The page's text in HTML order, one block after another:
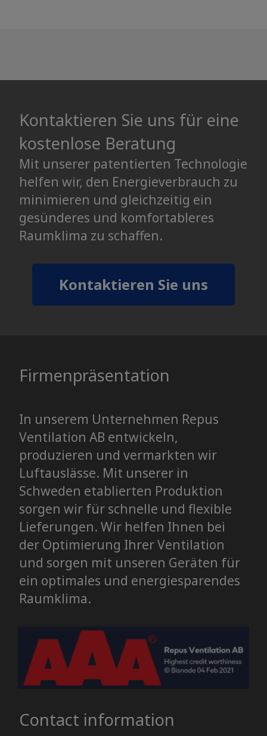
Kontaktieren Sie uns für eine
kostenlose Beratung
Mit unserer patentierten Technologie
helfen wir, den Energieverbrauch zu
minimieren und gleichzeitig ein
gesünderes und komfortableres
Raumklima zu schaffen.
Kontaktieren Sie uns
Firmenpräsentation
In unserem Unternehmen Repus
Ventilation AB entwickeln,
produzieren und vermarkten wir
Luftauslässe. Mit unserer in
Schweden etablierten Produktion
sorgen wir für schnelle und flexible
Lieferungen. Wir helfen Ihnen bei
der Optimierung Ihrer Ventilation
und sorgen mit unseren Geräten für
ein optimales und energiesparendes
Raumklima.
Contact information